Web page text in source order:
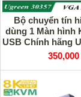
Bộ chuyển tín
dùng 1 Màn hình
USB Chính hãng
cao
350,000